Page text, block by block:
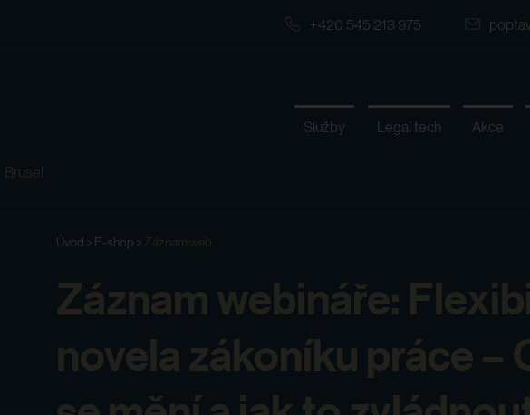
+420 545 213 975
Brusel
Služby Legal tech Akce
Úvod > E-shop > Záznam web...
Záznam webináře:
novela zákoníku práce –